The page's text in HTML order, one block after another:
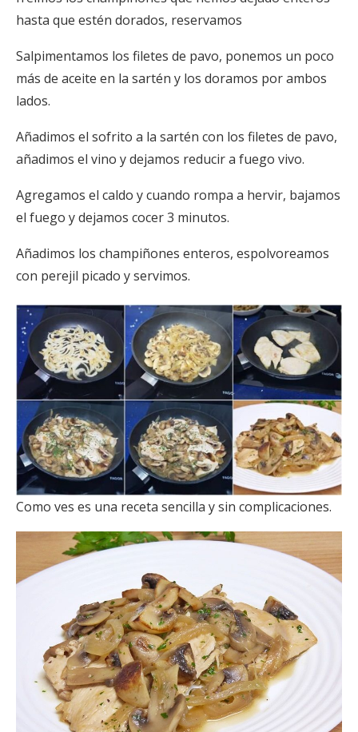
hasta que estén dorados, reservamos
Salpimentamos los filetes de pavo, ponemos un poco
más de aceite en la sartén y los doramos por ambos
lados.
Añadimos el sofrito a la sartén con los filetes de pavo,
añadimos el vino y dejamos reducir a fuego vivo.
Agregamos el caldo y cuando rompa a hervir, bajamos
el fuego y dejamos cocer 3 minutos.
Añadimos los champiñones enteros, espolvoreamos
con perejil picado y servimos.
Como ves es una receta sencilla y sin complicaciones.